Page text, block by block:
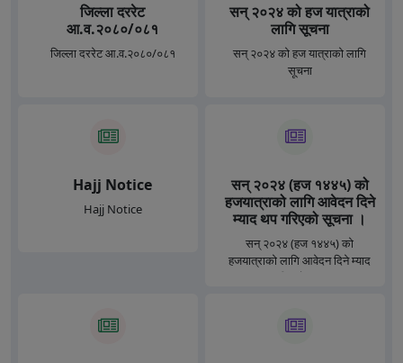
जिल्ला दररेट
आ.व.२०८०/०८१
जिल्ला दररेट आ.व.२०८०/०८१
सन् २०२४ को हज यात्राको
लागि सूचना
सन् २०२४ को हज यात्राको लागि
सूचना
Hajj Notice
Hajj Notice
सन् २०२४ (हज १४४५) को
हजयात्राको लागि आवेदन दिने
म्याद थप गरिएको सूचना ।
सन् २०२४ (हज १४४५) को
हजयात्राको लागि आवेदन दिने म्याद
थप गरिएको सूचना ।